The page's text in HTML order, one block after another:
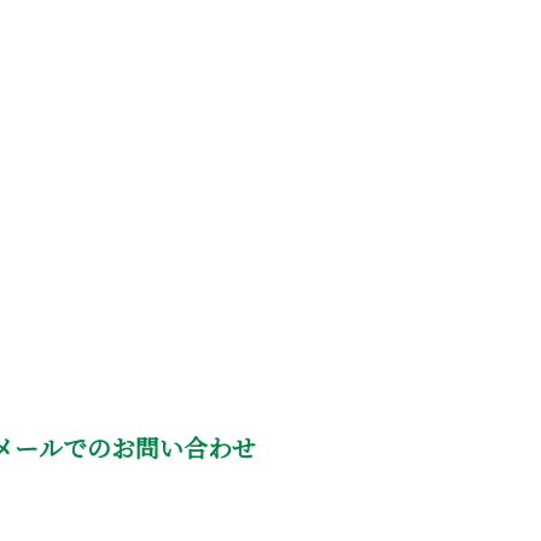
ールでのお問い合わせ